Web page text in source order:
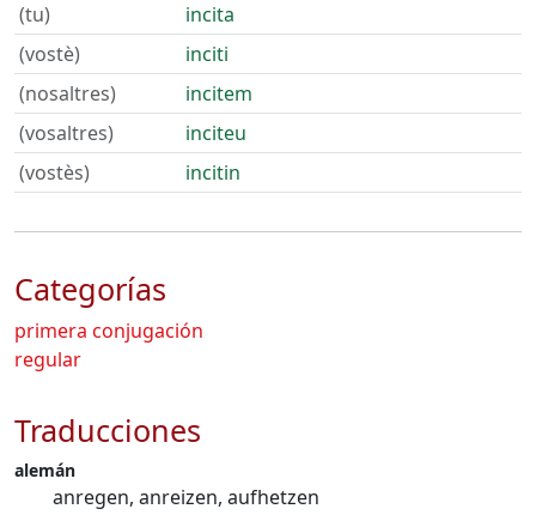
(tu)
incita
(vostè)
inciti
(nosaltres)
incitem
(vosaltres)
inciteu
(vostès)
incitin
Categorías
primera conjugación
regular
Traducciones
alemán
anregen, anreizen, aufhetzen